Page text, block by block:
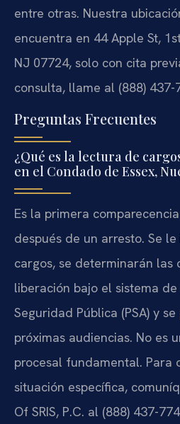
entre otras. Nuestra
encuentra en 44 Apple St,
NJ 07724, solo con cita
consulta, llame al (888) 437-
Preguntas Frecuentes
¿Qué es la lectura de
en el Condado de Essex,
Es la primera
después de un arresto. Se
cargos, se determinarán las
liberación bajo el sistema
Seguridad Pública (PSA) y
próximas audiencias. No es
procesal fundamental. Para
situación específica,
Of SRIS, P.C. al (888) 437-